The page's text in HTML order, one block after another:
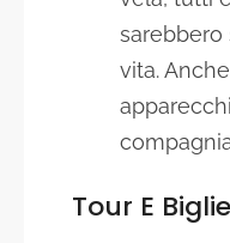
sarebbero
vita.
Tour E